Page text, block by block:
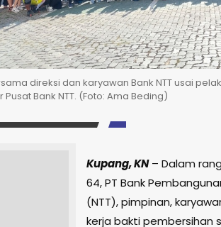
direksi dan karyawan Bank NTT usai
Pusat Bank NTT. (Foto: Ama Beding)
Kupang, KN– Dalam
64, PT Bank
(NTT), pimpinan,
kerja bakti pembersihan